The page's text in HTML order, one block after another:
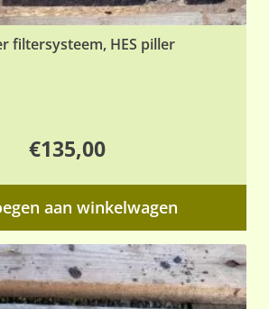
filtersysteem, HES piller
€135,00
aan winkelwagen